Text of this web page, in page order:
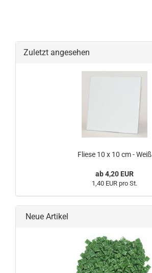
Zuletzt angesehen
Fliese 10 x 10 cm - Weiß
ab 4,20 EUR
1,40 EUR pro St.
Neue Artikel